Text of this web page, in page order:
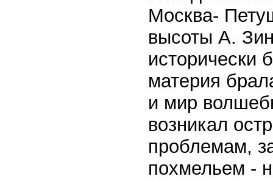
Москва-
высоты А.
исторически
материя
и мир
возникал
проблемам,
похмельем -